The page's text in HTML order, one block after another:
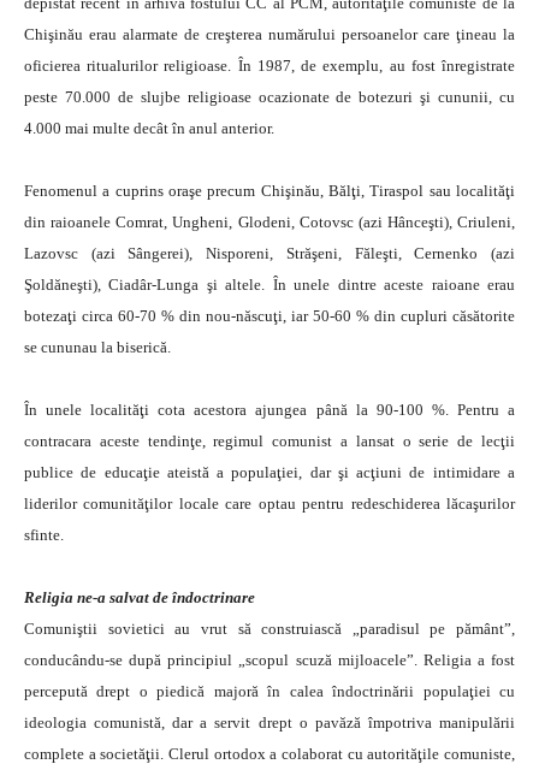
Chişinău erau alarmate de creşterea numărului persoanelor care ţineau la
oficierea ritualurilor religioase. În 1987, de exemplu, au fost înregistrate
peste 70.000 de slujbe religioase ocazionate de botezuri şi cununii, cu
4.000 mai multe decât în anul anterior.
Fenomenul a cuprins oraşe precum Chişinău, Bălţi, Tiraspol sau localităţi
din raioanele Comrat, Ungheni, Glodeni, Cotovsc (azi Hânceşti), Criuleni,
Lazovsc (azi Sângerei), Nisporeni, Străşeni, Făleşti, Cernenko (azi
Şoldăneşti), Ciadâr-Lunga şi altele. În unele dintre aceste raioane erau
botezaţi circa 60-70 % din nou-născuţi, iar 50-60 % din cupluri căsătorite
se cununau la biserică.
În unele localităţi cota acestora ajungea până la 90-100 %. Pentru a
contracara aceste tendinţe, regimul comunist a lansat o serie de lecţii
publice de educaţie ateistă a populaţiei, dar şi acţiuni de intimidare a
liderilor comunităţilor locale care optau pentru redeschiderea lăcaşurilor
sfinte.
Religia ne-a salvat de îndoctrinare
Comuniştii sovietici au vrut să construiască „paradisul pe pământ”,
conducându-se după principiul „scopul scuză mijloacele”. Religia a fost
percepută drept o piedică majoră în calea îndoctrinării populaţiei cu
ideologia comunistă, dar a servit drept o pavăză împotriva manipulării
complete a societăţii. Clerul ortodox a colaborat cu autorităţile comuniste,